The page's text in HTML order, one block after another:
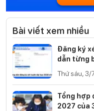
Bài viết xem nhiều
Đăng ký
dẫn từng
Thứ sáu,
Tổng hợp
2027 của